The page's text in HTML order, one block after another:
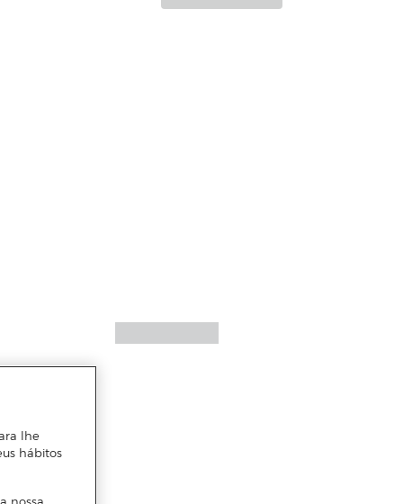
lhe
hábitos
nossa